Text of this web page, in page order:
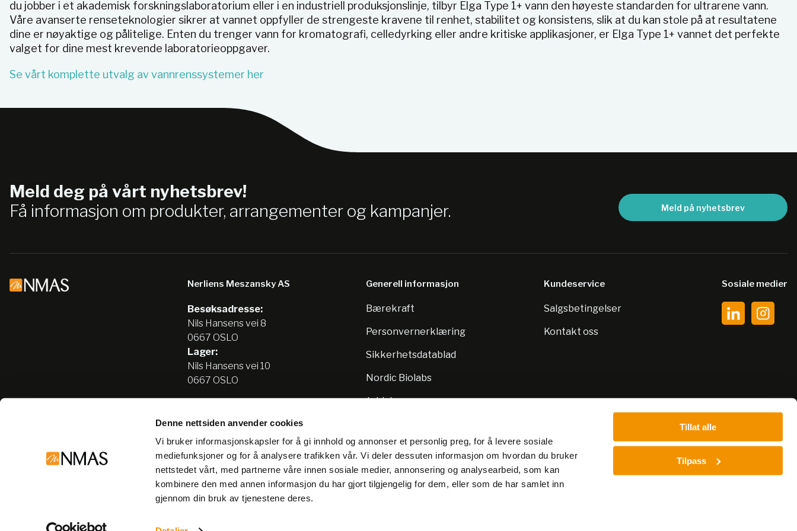
Denne nettsiden anvender cookies
Vi bruker informasjonskapsler for å gi innhold og annonser et personlig preg, for å levere sosiale
mediefunksjoner og for å analysere trafikken vår. Vi deler dessuten informasjon om hvordan du bruker
nettstedet vårt, med partnerne våre innen sosiale medier, annonsering og analysearbeid, som kan
kombinere den med annen informasjon du har gjort tilgjengelig for dem, eller som de har samlet inn
gjennom din bruk av tjenestene deres.
Tillat alle
Tilpass
du jobber i et akademisk forskningslaboratorium eller i en industriell produksjonslinje, tilbyr Elga Type 1+ vann den høyeste standarden for ultrarene vann.
Våre avanserte renseteknologier sikrer at vannet oppfyller de strengeste kravene til renhet, stabilitet og konsistens, slik at du kan stole på at resultatene
dine er nøyaktige og pålitelige. Enten du trenger vann for kromatografi, celledyrking eller andre kritiske applikasjoner, er Elga Type 1+ vannet det perfekte
valget for dine mest krevende laboratorieoppgaver.
Se vårt komplette utvalg av vannrenssystemer her
Meld deg på vårt nyhetsbrev!
Få informasjon om produkter, arrangementer og kampanjer.
Meld på nyhetsbrev
Nerliens Meszansky AS
Besøksadresse:
Nils Hansens vei 8
0667 OSLO
Lager:
Nils Hansens vei 10
0667 OSLO
info@nmas.no
Generell informasjon
Bærekraft
Personvernerklæring
Sikkerhetsdatablad
Nordic Biolabs
Jobb hos oss
Kundeservice
Salgsbetingelser
Kontakt oss
Sosiale medier